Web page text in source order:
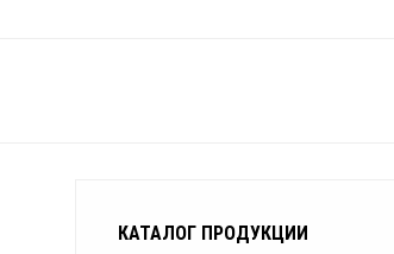
КАТАЛОГ ПРОДУКЦИИ